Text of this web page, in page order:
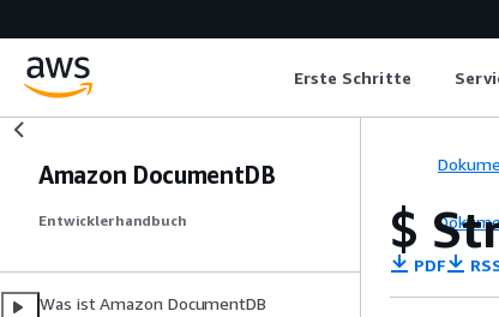
Erste Schritte
Amazon DocumentDB
Entwicklerhandbuch
Was ist Amazon DocumentDB
$
PDF